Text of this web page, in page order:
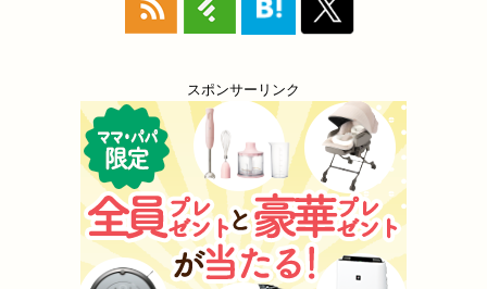
スポンサーリンク